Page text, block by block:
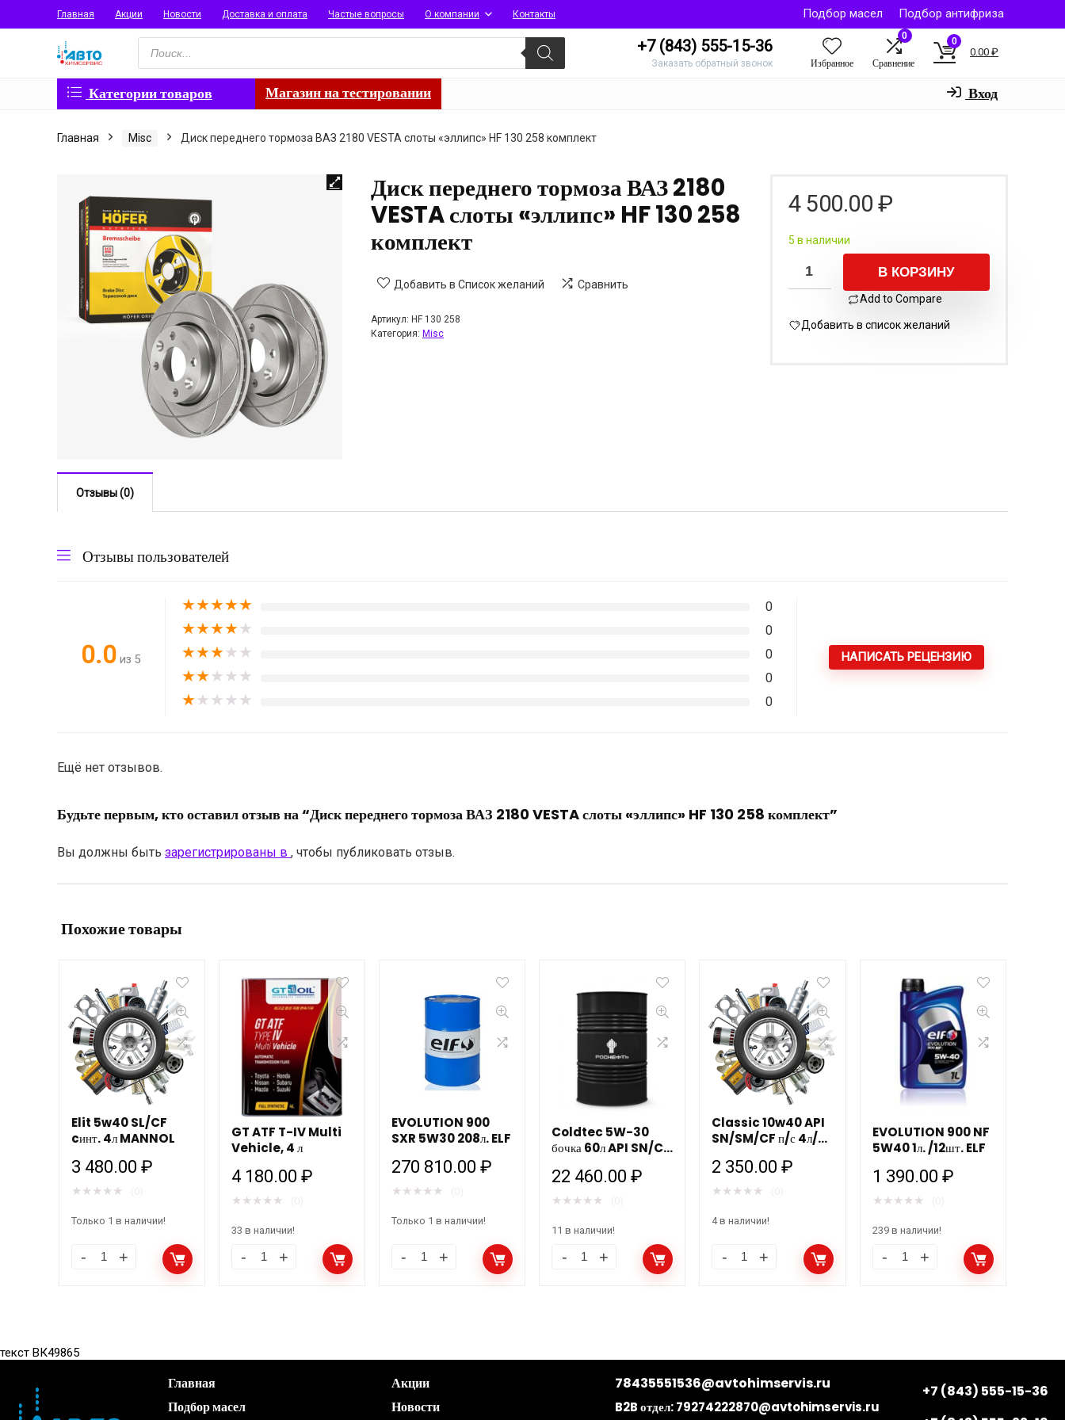
Главная Акции Новости Доставка и оплата Частые вопросы О компании Контакты Подбор масел
Подбор антифриза
Поиск
товаров
+7 (843) 555-15-36
Заказать обратный звонок Избранное
0
Сравнение
0
0.00 ₽
Категории товаров Магазин на тестировании Вход
Главная Misc Диск переднего тормоза ВАЗ 2180 VESTA слоты «эллипс» HF 130 258 комплект
Диск переднего тормоза ВАЗ 2180
VESTA слоты «эллипс» HF 130 258
комплект
Добавить в Список желаний Сравнить
Артикул: HF 130 258
Категория: Misc
4 500.00 ₽
5 в наличии
В КОРЗИНУ
Add to Compare
Добавить в список желаний
Отзывы (0)
Отзывы пользователей
0.0 из 5
★★★★★ 0
★★★★★ 0
★★★★★ 0
★★★★★ 0
★★★★★ 0
НАПИСАТЬ РЕЦЕНЗИЮ
Ещё нет отзывов.
Будьте первым, кто оставил отзыв на “Диск переднего тормоза ВАЗ 2180 VESTA слоты «эллипс» HF 130 258 комплект”
Вы должны быть зарегистрированы в , чтобы публиковать отзыв.
Похожие товары
Elit 5w40 SL/CF
cинт. 4л MANNOL
3 480.00 ₽
★ ★ ★ ★ ★
Только 1 в наличии!
GT ATF T-IV Multi
Vehicle, 4 л
4 180.00 ₽
★ ★ ★ ★ ★
33 в наличии!
EVOLUTION 900
SXR 5W30 208л. ELF
270 810.00 ₽
★ ★ ★ ★ ★
Только 1 в наличии!
Coldtec 5W-30
бочка 60л API SN/CF
22 460.00₽
★ ★ ★ ★ ★
11 в наличии!
Classic 10w40 API
SN/SM/CF п/с 4л/
2 350.00₽
★ ★ ★ ★ ★
4 в наличии!
EVOLUTION 900 NF
5W40 1л. /12шт. ELF
1 390.00 ₽
★ ★ ★ ★ ★
239 в наличии!
текст ВК49865
Главная
Подбор масел
Акции
Новости
78435551536@avtohimservis.ru
B2B отдел:79274222870@avtohimservis.ru
+7 (843) 555-15-36